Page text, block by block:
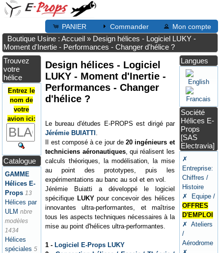
PANIER Commander Mon compte
Boutique Usine : Accueil » Design hélices - Logiciel LUKY -
Moment d'Inertie - Performances - Changer d'hélice ?
Trouvez
votre
hélice
Entrez le
nom de
votre
avion ici:
Catalogue
GAMME
Hélices E-
Props 13
Hélices par
ULM nbre
modèles
1434
Hélices
spéciales 5
Design hélices - Logiciel
LUKY - Moment d'Inertie -
Performances - Changer
d'hélice ?
Le bureau d'études E-PROPS est dirigé par
Jérémie BUIATTI
Il est composé à ce jour de20 ingénieurs et
techniciens aéronautiques, qui réalisent les
calculs théoriques, la modélisation, la mise
au point des prototypes, puis les
expérimentations au banc au sol et en vol.
Jérémie Buiatti a développé le logiciel
spécifique LUKYpour concevoir des hélices
innovantes ultra-performantes, et maîtrise
tous les aspects techniques nécessaires à la
mise au point d'hélices ultra-performantes.
1 -Logiciel E-Props LUKY
Langues
Société
Hélices E-
Props
[SAS
Electravia]
✗
Entreprise:
Chiffres /
Histoire
✗ Equipe /
OFFRES
D'EMPLOI
✗ Ateliers
/
Aérodrome